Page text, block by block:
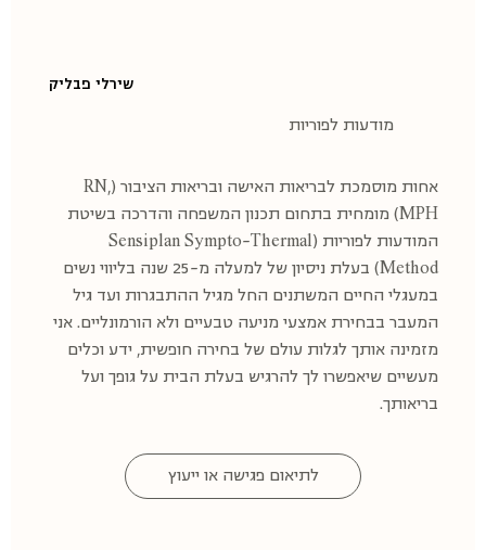
שירלי פבליק
מודעות לפוריות
אחות מוסמכת לבריאות האישה ובריאות הציבור (RN,
MPH) מומחית בתחום תכנון המשפחה והדרכה בשיטת
המודעות לפוריות (Sensiplan Sympto-Thermal
Method) בעלת ניסיון של למעלה מ-25 שנה בליווי נשים
במעגלי החיים המשתנים החל מגיל ההתבגרות ועד גיל
המעבר בבחירת אמצעי מניעה טבעיים ולא הורמונליים. אני
מזמינה אותך לגלות עולם של בחירה חופשית, ידע וכלים
מעשיים שיאפשרו לך להרגיש בעלת הבית על גופך ועל
בריאותך.
לתיאום פגישה או ייעוץ